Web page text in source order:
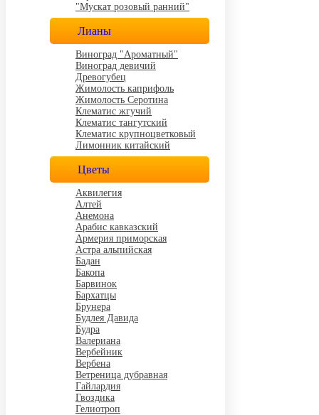
"Мускат розовый ранний"
Лианы
Виноград "Ароматный"
Виноград девичий
Древогубец
Жимолость каприфоль
Жимолость Серотина
Клематис жгучий
Клематис тангутский
Клематис крупноцветковый
Лимонник китайский
Цветы
Аквилегия
Алтей
Анемона
Арабис кавказский
Армерия приморская
Астра альпийская
Бадан
Бакопа
Барвинок
Бархатцы
Брунера
Будлея Давида
Будра
Валериана
Вербейник
Вербена
Ветреница дубравная
Гайлардия
Гвоздика
Гелиотроп